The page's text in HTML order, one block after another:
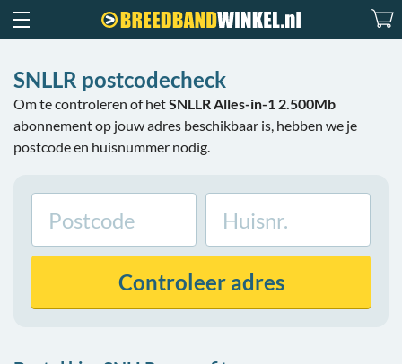
SNLLR postcodecheck
Om te controleren of hetSNLLR Alles-in-1 2.500Mb
abonnement op jouw adres beschikbaar is, hebben we je
postcode en huisnummer nodig.
Controleeradres